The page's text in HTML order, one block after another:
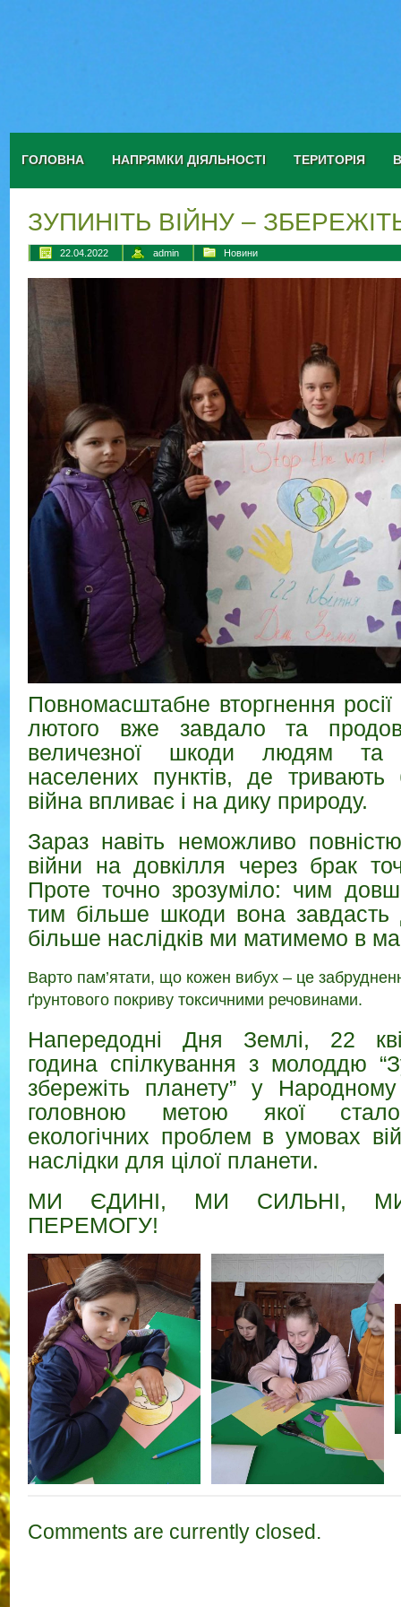
ГОЛОВНА НАПРЯМКИ ДІЯЛЬНОСТІ ТЕРИТОРІЯ
ЗУПИНІТЬ ВІЙНУ –
22.04.2022 admin Новини
Повномасштабне вторгнення
лютого вже завдало та
величезної шкоди людям та
населених пунктів, де тривають
війна впливає і на дику природу.
Зараз навіть неможливо
війни на довкілля через брак
Проте точно зрозуміло: чим
тим більше шкоди вона завдасть
більше наслідків ми матимемо в
Варто пам’ятати, що кожен вибух – це
ґрунтового покриву токсичними речовинами.
Напередодні Дня Землі, 22
година спілкування з молоддю
збережіть планету” у Народному
головною метою якої стало
екологічних проблем в умовах
наслідки для цілої планети.
МИ ЄДИНІ, МИ СИЛЬНІ,
ПЕРЕМОГУ!
Comments are currently closed.